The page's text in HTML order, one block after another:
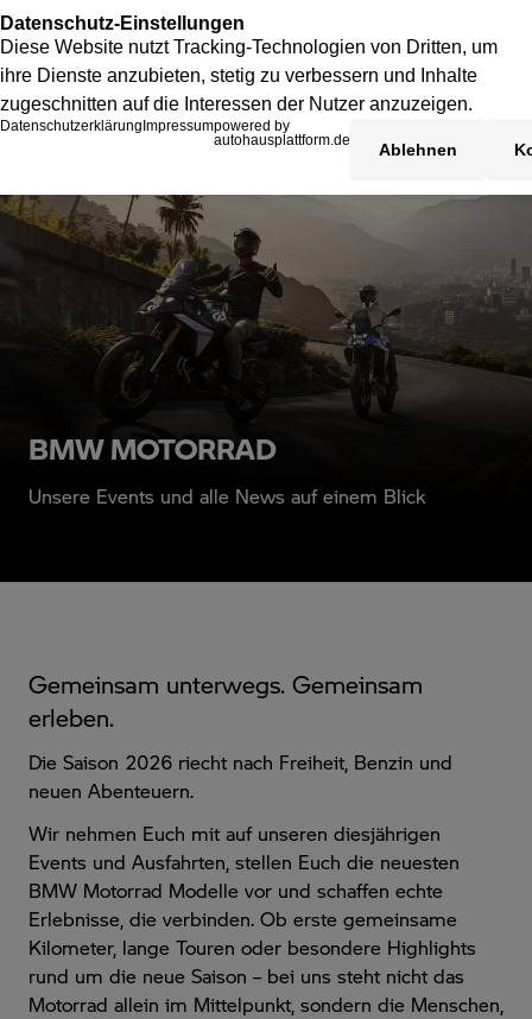
BMW MOTORRAD
Unsere Events und alle News auf einem Blick
Gemeinsam unterwegs. Gemeinsam
erleben.
Die Saison 2026 riecht nach Freiheit, Benzin und
neuen Abenteuern.
Wir nehmen Euch mit auf unseren diesjährigen
Events und Ausfahrten, stellen Euch die neuesten
BMW Motorrad Modelle vor und schaffen echte
Erlebnisse, die verbinden. Ob erste gemeinsame
Kilometer, lange Touren oder besondere Highlights
rund um die neue Saison – bei uns steht nicht das
Motorrad allein im Mittelpunkt, sondern die Menschen,